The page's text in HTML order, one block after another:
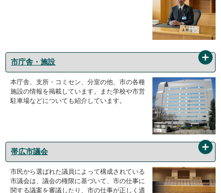
市庁舎・施設
本庁舎、支所・コミセン、分室の他、市の各種
施設の情報を掲載しています。また学校や市営
駐車場などについても紹介しています。
帯広市議会
市民から選ばれた議員によって構成されている
市議会は、議会の権限に基づいて、市の仕事に
関する議案を審議したり、市の仕事が正しく適